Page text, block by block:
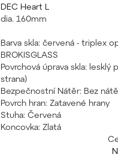
DEC Heart L
dia. 160mm
Barva skla: červená - triplex
BROKISGLASS
Povrchová úprava skla: lesklý
strana)
Bezpečnostní Nátěr: Bez
Povrch hran: Zatavené hrany
Stuha: Červená
Koncovka: Zlatá